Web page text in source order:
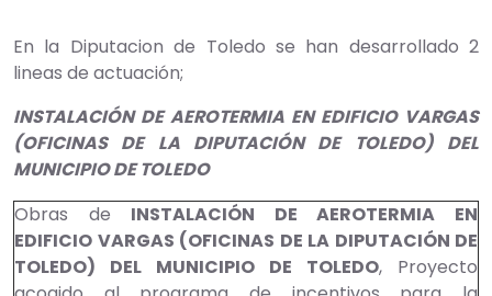
En la Diputacion de Toledo se han desarrollado 2
lineas de actuación;
INSTALACIÓN DE AEROTERMIA EN EDIFICIO VARGAS
(OFICINAS DE LA DIPUTACIÓN DE TOLEDO) DEL
MUNICIPIO DE TOLEDO
Obras de INSTALACIÓN DE AEROTERMIA EN
EDIFICIO VARGAS (OFICINAS DE LA DIPUTACIÓN DE
TOLEDO) DEL MUNICIPIO DE TOLEDO, Proyecto